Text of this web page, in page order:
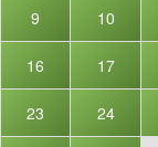
9 10
16 17
23 24